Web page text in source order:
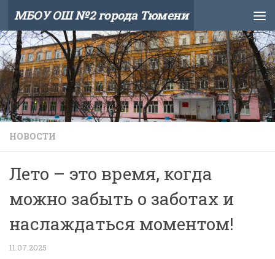
Skip to content
МБОУ ОШ №2 города Тюмени
НОВОСТИ
Лето – это время, когда
можно забыть о заботах и
наслаждаться моментом!
11.07.2025